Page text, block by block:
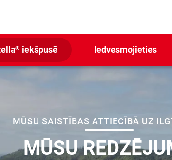
® iekšpusē Iedvesmojieties
MŪSU SAISTĪBAS ATTIECĪBĀ UZ
MŪSU